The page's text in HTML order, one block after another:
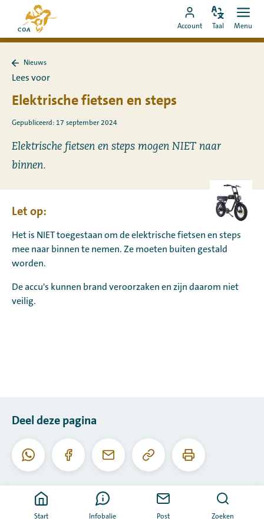
naar
content
Naar
de
startpagina
MyCOA
Ga
naar
Account
Pas
taal
Taal Menu
Start Infobalie Post Zoeken
naar
Nieuws
Lees voor
Elektrische fietsen en steps
Gepubliceerd: 17 september 2024
Elektrische fietsen en steps mogen NIET naar
binnen.
Let op:
Het is NIET toegestaan om de elektrische fietsen en steps
mee naar binnen te nemen. Ze moeten buiten gestald
worden.
De accu's kunnen brand veroorzaken en zijn daarom niet
veilig.
Deel deze pagina
WhatsappFacebookE-
Kopieer
deze
Print
deze